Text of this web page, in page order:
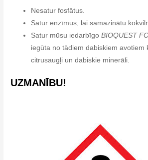
Nesatur fosfātus.
Satur enzīmus, lai samazinātu
Satur mūsu iedarbīgoBIOQUEST
iegūta no tādiem dabiskiem avotiem
citrusaugļi un dabiskie minerāli.
UZMANĪBU!